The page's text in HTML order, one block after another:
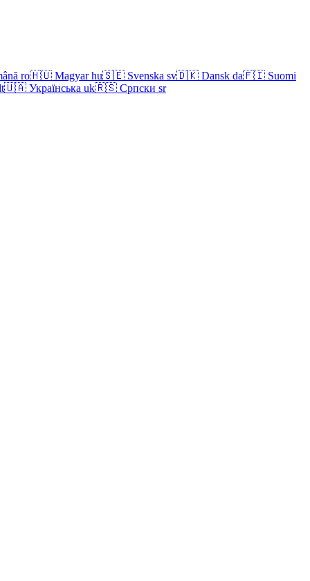
ro🇭🇺 Magyar hu🇸🇪 Svenska sv🇩🇰 Dansk da🇫🇮 Suomi
🇺🇦 Українська uk🇷🇸 Српски sr